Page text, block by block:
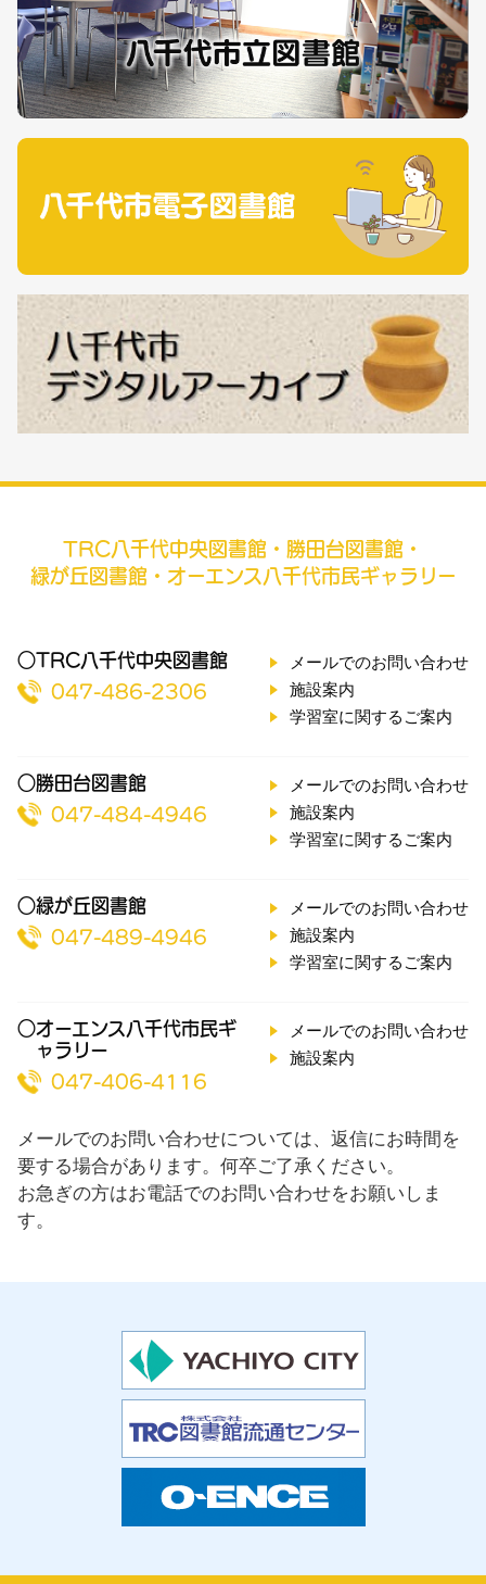
TRC八千代中央図書館・勝田台図書館・
緑が丘図書館・オーエンス八千代市民ギャラリー
○TRC八千代中央図書館
047-486-2306
メールでのお問い合わせ
施設案内
学習室に関するご案内
○勝田台図書館
047-484-4946
メールでのお問い合わせ
施設案内
学習室に関するご案内
○緑が丘図書館
047-489-4946
メールでのお問い合わせ
施設案内
学習室に関するご案内
○オーエンス八千代市民ギ
ャラリー
047-406-4116
メールでのお問い合わせ
施設案内
メールでのお問い合わせについては、返信にお時間を
要する場合があります。何卒ご了承ください。
お急ぎの方はお電話でのお問い合わせをお願いしま
す。